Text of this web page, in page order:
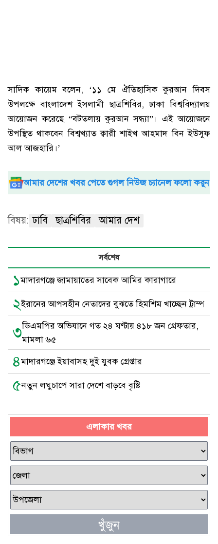
সাদিক কায়েম বলেন, ‘১১ মে ঐতিহাসিক কুরআন দিবস
উপলক্ষে বাংলাদেশ ইসলামী ছাত্রশিবির, ঢাকা বিশ্ববিদ্যালয়
আয়োজন করেছে “বটতলায় কুরআন সন্ধ্যা”। এই আয়োজনে
উপস্থিত থাকবেন বিশ্বখ্যাত ক্বারী শাইখ আহমাদ বিন ইউসুফ
আল আজহারি।’
আমার দেশের খবর পেতে গুগল নিউজ চ্যানেল ফলো করুন
বিষয়: ঢাবি ছাত্রশিবির আমার দেশ
সর্বশেষ
১মাদারগঞ্জে জামায়াতের সাবেক আমির কারাগারে
২ইরানের আপসহীন নেতাদের বুঝতে হিমশিম খাচ্ছেন ট্রাম্প
৩ডিএমপির অভিযানে গত ২৪ ঘণ্টায় ৪১৮ জন গ্রেফতার,
মামলা ৬৫
৪মাদারগঞ্জে ইয়াবাসহ দুই যুবক গ্রেপ্তার
৫নতুন লঘুচাপে সারা দেশে বাড়বে বৃষ্টি
এলাকার খবর
খুঁজুন